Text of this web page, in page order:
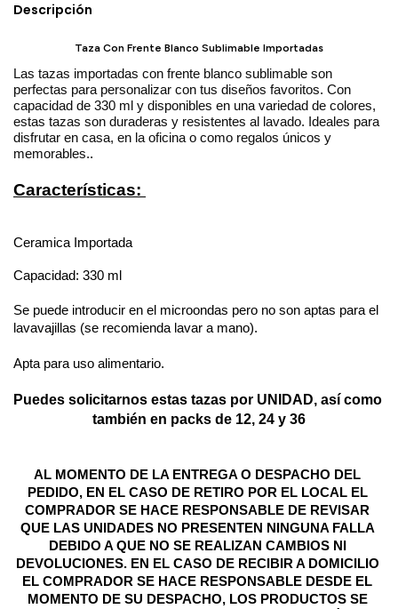
Descripción
Taza Con Frente Blanco Sublimable Importadas
Las tazas importadas con frente blanco sublimable son
perfectas para personalizar con tus diseños favoritos. Con
capacidad de 330 ml y disponibles en una variedad de colores,
estas tazas son duraderas y resistentes al lavado. Ideales para
disfrutar en casa, en la oficina o como regalos únicos y
memorables..
Características:
Ceramica Importada
Capacidad: 330 ml
Se puede introducir en el microondas pero no son aptas para el
lavavajillas (se recomienda lavar a mano).
Apta para uso alimentario.
Puedes solicitarnos estas tazas por UNIDAD, así como
también en packs de 12, 24 y 36
AL MOMENTO DE LA ENTREGA O DESPACHO DEL
PEDIDO, EN EL CASO DE RETIRO POR EL LOCAL EL
COMPRADOR SE HACE RESPONSABLE DE REVISAR
QUE LAS UNIDADES NO PRESENTEN NINGUNA FALLA
DEBIDO A QUE NO SE REALIZAN CAMBIOS NI
DEVOLUCIONES. EN EL CASO DE RECIBIR A DOMICILIO
EL COMPRADOR SE HACE RESPONSABLE DESDE EL
MOMENTO DE SU DESPACHO, LOS PRODUCTOS SE